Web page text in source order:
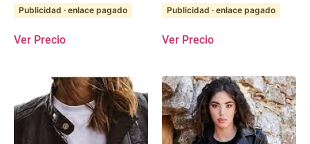
Publicidad · enlace pagado
Ver Precio
Publicidad · enlace pagado
Ver Precio